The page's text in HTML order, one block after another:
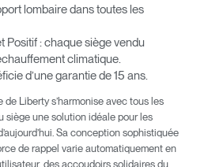
lombaire dans toutes les
Positif : chaque siège vendu
climatique.
d’une garantie de 15 ans.
de Liberty s’harmonise avec tous les
siège une solution idéale pour les
Sa conception sophistiquée
de rappel varie automatiquement en
des accoudoirs solidaires du